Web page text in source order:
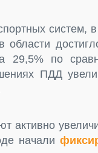
систем,
области
29,5% по
ПДД
активно
начали